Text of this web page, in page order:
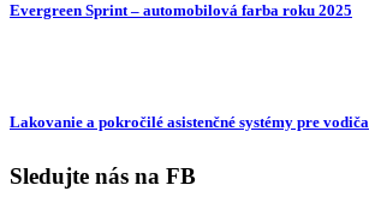
Evergreen Sprint – automobilová farba roku 2025
Lakovanie a pokročilé asistenčné systémy pre vodiča
Sledujte nás na FB